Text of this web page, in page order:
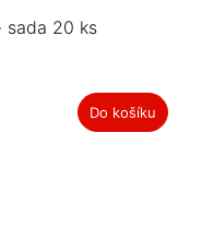
sada 20 ks
Do košíku